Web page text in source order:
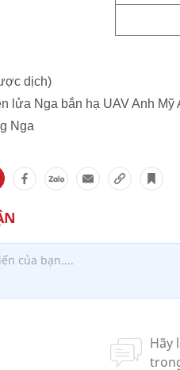
dịch)
lửa Nga bắn hạ UAV Anh
Nga